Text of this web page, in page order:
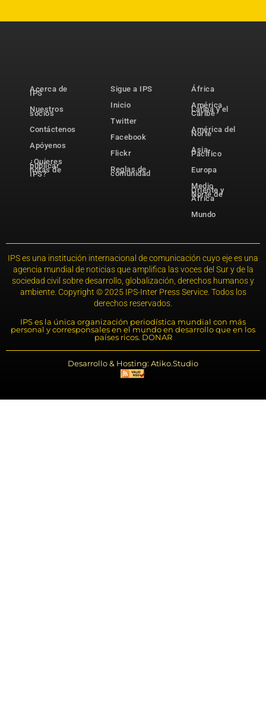
Acerca de
IPS
Nuestros
socios
Contáctenos
Apóyenos
¿Quieres
publicar
notas de
IPS?
Sigue a IPS
Inicio
Twitter
Facebook
Flickr
Reglas de
comunidad
África
América
Latina y el
Caribe
América del
Norte
Asia-
Pacífico
Europa
Medio
Oriente y
Norte de
África
Mundo
IPS es una institución internacional de comunicación cuyo eje es una
agencia mundial de noticias que amplifica las voces del Sur y de la
sociedad civil sobre desarrollo, globalización, derechos humanos y
ambiente. Copyright © 2025 IPS-Inter Press Service. Todos los
derechos reservados.
IPS es la única organización periodística mundial con más
personal y corresponsales en el mundo en desarrollo que en los
países ricos. DONAR
Desarrollo & Hosting: Atiko.Studio